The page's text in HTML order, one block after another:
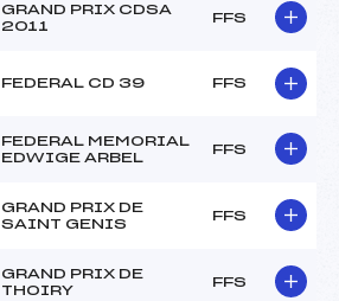
GRAND PRIX CDSA
2011
FFS
FEDERAL CD 39 FFS
FEDERAL MEMORIAL
EDWIGE ARBEL
FFS
GRAND PRIX DE
SAINT GENIS
FFS
GRAND PRIX DE
THOIRY
FFS